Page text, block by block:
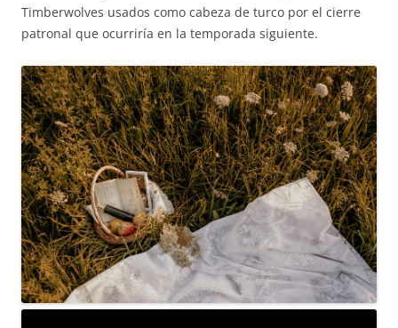
Timberwolves usados como cabeza de turco por el cierre
patronal que ocurriría en la temporada siguiente.